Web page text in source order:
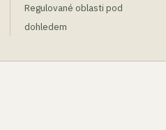
Regulované oblasti pod
dohledem